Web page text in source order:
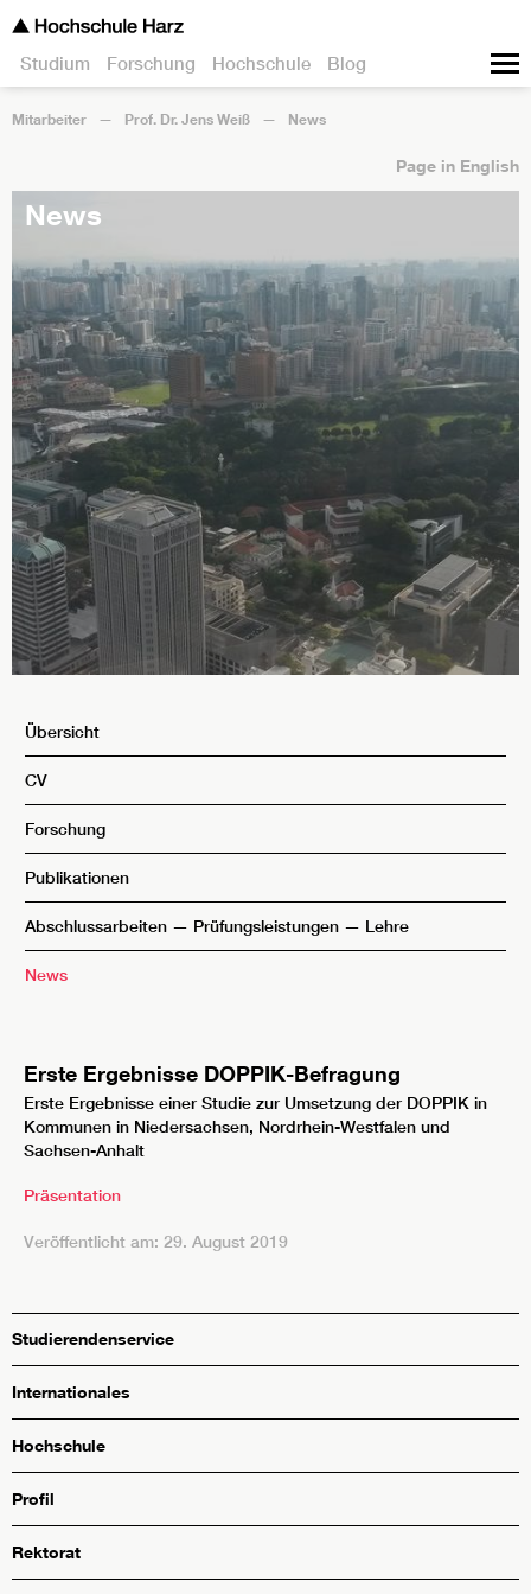
Studium Forschung Hochschule Blog
Mitarbeiter Prof. Dr. Jens Weiß News
Page in English
News
Übersicht
CV
Forschung
Publikationen
Abschlussarbeiten — Prüfungsleistungen — Lehre
News
Erste Ergebnisse DOPPIK-Befragung
Erste Ergebnisse einer Studie zur Umsetzung der DOPPIK in
Kommunen in Niedersachsen, Nordrhein-Westfalen und
Sachsen-Anhalt
Präsentation
Veröffentlicht am: 29. August 2019
Studierendenservice
Internationales
Hochschule
Profil
Rektorat